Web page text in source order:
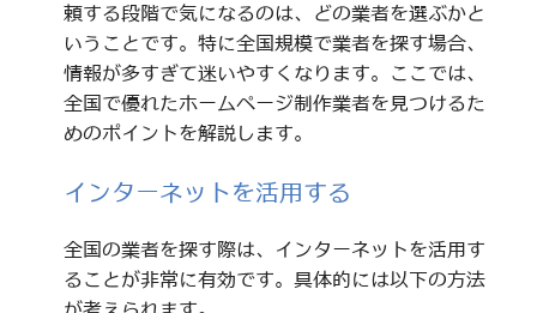
頼する段階で気になるのは、どの業者を選ぶかと
いうことです。特に全国規模で業者を探す場合、
情報が多すぎて迷いやすくなります。ここでは、
全国で優れたホームページ制作業者を見つけるた
めのポイントを解説します。
インターネットを活用する
全国の業者を探す際は、インターネットを活用す
ることが非常に有効です。具体的には以下の方法